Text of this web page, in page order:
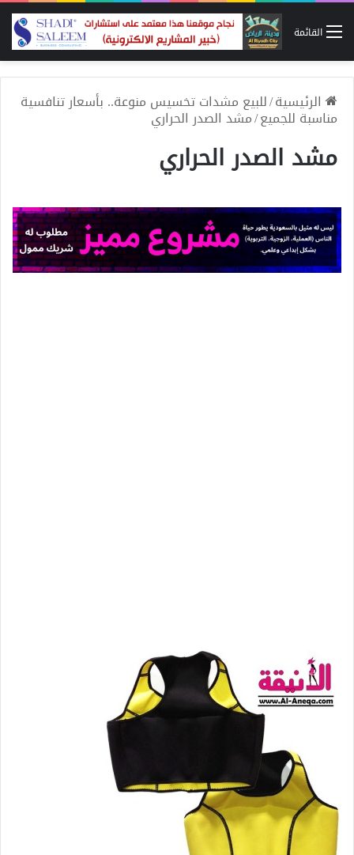
القائمة
الرئيسية/للبيع مشدات تخسيس منوعة.. بأسعار تنافسية
مناسبة للجميع/مشد الصدر الحراري
مشد الصدر الحراري